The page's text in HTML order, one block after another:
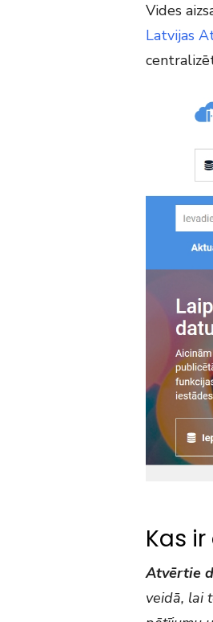
Vides
Latvijas
Kas
Atvērtie
veidā, lai